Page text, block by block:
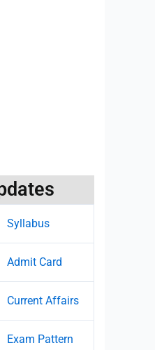
Syllabus
Admit Card
Current Affairs
Exam Pattern